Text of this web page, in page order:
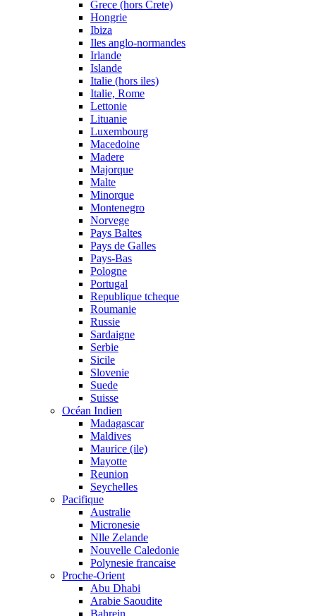
Grece (hors Crete)
Hongrie
Ibiza
Iles anglo-normandes
Irlande
Islande
Italie (hors iles)
Italie, Rome
Lettonie
Lituanie
Luxembourg
Macedoine
Madere
Majorque
Malte
Minorque
Montenegro
Norvege
Pays Baltes
Pays de Galles
Pays-Bas
Pologne
Portugal
Republique tcheque
Roumanie
Russie
Sardaigne
Serbie
Sicile
Slovenie
Suede
Suisse
Océan Indien
Madagascar
Maldives
Maurice (ile)
Mayotte
Reunion
Seychelles
Pacifique
Australie
Micronesie
Nlle Zelande
Nouvelle Caledonie
Polynesie francaise
Proche-Orient
Abu Dhabi
Arabie Saoudite
Bahrein